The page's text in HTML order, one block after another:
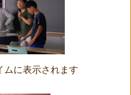
ムに表示されます